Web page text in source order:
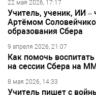
22 мая 2026, 17:17
Учитель, ученик, ИИ –
Артёмом
образования Сбера
9 апреля 2026, 21:07
Как помочь
на сессии Сбера на
8 мая 2026, 14:33
Учитель пишет с